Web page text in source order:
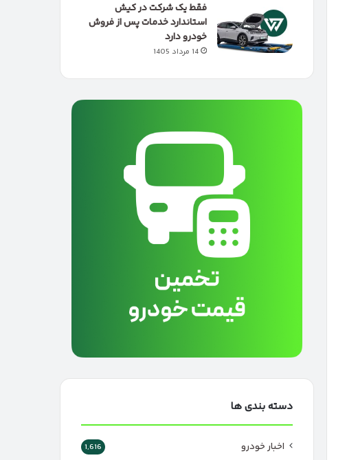
فقط یک شرکت در کیش
استاندارد خدمات پس از فروش
خودرو دارد
14 مرداد 1405
دسته بندی ها
اخبار خودرو 1,616